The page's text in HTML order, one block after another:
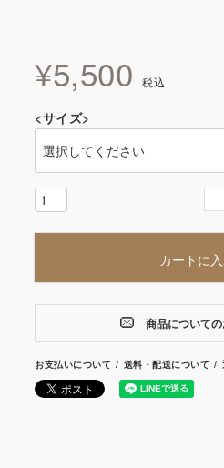
¥5,500 税込
<サイズ>
カートに
商品について
お支払いについて 送料・配送について